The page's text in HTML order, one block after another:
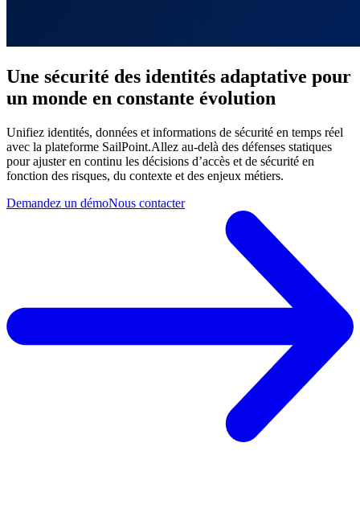
Une sécurité des identités adaptative pour
un monde en constante évolution
Unifiez identités, données et informations de sécurité en temps réel
avec la plateforme SailPoint.Allez au-delà des défenses statiques
pour ajuster en continu les décisions d’accès et de sécurité en
fonction des risques, du contexte et des enjeux métiers.
Demandez un démoNous contacter